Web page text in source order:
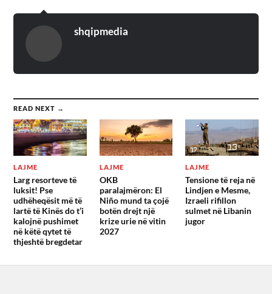
shqipmedia
READ NEXT →
LAJME
Larg resorteve të
luksit! Pse
udhëheqësit më të
lartë të Kinës do t’i
kalojnë pushimet
në këtë qytet të
thjeshtë bregdetar
LAJME
OKB
paralajmëron: El
Niño mund ta çojë
botën drejt një
krize urie në vitin
2027
LAJME
Tensione të reja në
Lindjen e Mesme,
Izraeli rifillon
sulmet në Libanin
jugor